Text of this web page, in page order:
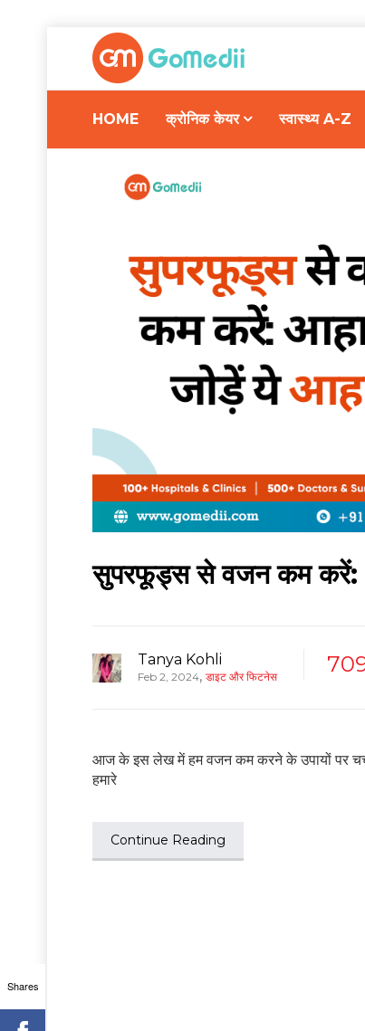
HOME क्रोनिक केयर स्वास्थ्य A-Z
सुपरफूड्स से वजन कम करें:
Tanya Kohli
Feb 2, 2024, डाइट और फिटनेस
आज के इस लेख में हम वजन कम करने के उपायों पर
हमारे
Continue Reading
Shares